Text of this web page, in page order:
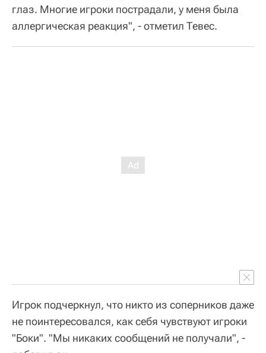
глаз. Многие игроки пострадали, у меня была
аллергическая реакция", - отметил Тевес.
Игрок подчеркнул, что никто из соперников даже
не поинтересовался, как себя чувствуют игроки
"Боки". "Мы никаких сообщений не получали", -